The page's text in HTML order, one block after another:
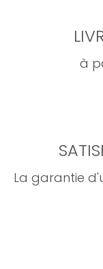
à
La garantie